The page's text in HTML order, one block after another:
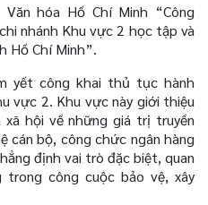
hóa Hồ Chí Minh “Công
nhánh Khu vực 2 học tập và
Hồ Chí Minh”.
yết công khai thủ tục hành
vực 2. Khu vực này giới thiệu
xã hội về những giá trị truyền
cán bộ, công chức ngân hàng
định vai trò đặc biệt, quan
trong công cuộc bảo vệ, xây